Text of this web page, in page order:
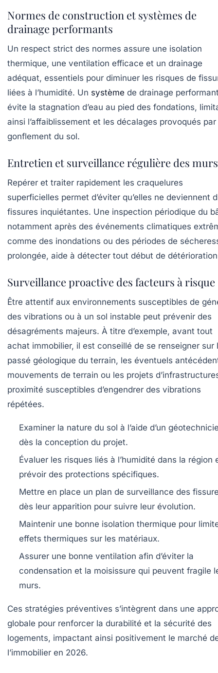
Normes de construction et systèmes de
drainage performants
Un respect strict des normes assure une isolation
thermique, une ventilation efficace et un drainage
adéquat, essentiels pour diminuer les risques de
liées à l’humidité. Un système de drainage
évite la stagnation d’eau au pied des fondations,
ainsi l’affaiblissement et les décalages provoqués par
gonflement du sol.
Entretien et surveillance régulière des murs
Repérer et traiter rapidement les craquelures
superficielles permet d’éviter qu’elles ne deviennent
fissures inquiétantes. Une inspection périodique du
notamment après des événements climatiques
comme des inondations ou des périodes de
prolongée, aide à détecter tout début de
Surveillance proactive des facteurs à risque
Être attentif aux environnements susceptibles de
des vibrations ou à un sol instable peut prévenir des
désagréments majeurs. À titre d’exemple, avant tout
achat immobilier, il est conseillé de se renseigner sur
passé géologique du terrain, les éventuels
mouvements de terrain ou les projets
proximité susceptibles d’engendrer des vibrations
répétées.
Examiner la nature du sol à l’aide d’un
dès la conception du projet.
Évaluer les risques liés à l’humidité dans la région
prévoir des protections spécifiques.
Mettre en place un plan de surveillance des
dès leur apparition pour suivre leur évolution.
Maintenir une bonne isolation thermique pour
effets thermiques sur les matériaux.
Assurer une bonne ventilation afin d’éviter la
condensation et la moisissure qui peuvent fragile
murs.
Ces stratégies préventives s’intègrent dans une
globale pour renforcer la durabilité et la sécurité des
logements, impactant ainsi positivement le marché
l’immobilier en 2026.